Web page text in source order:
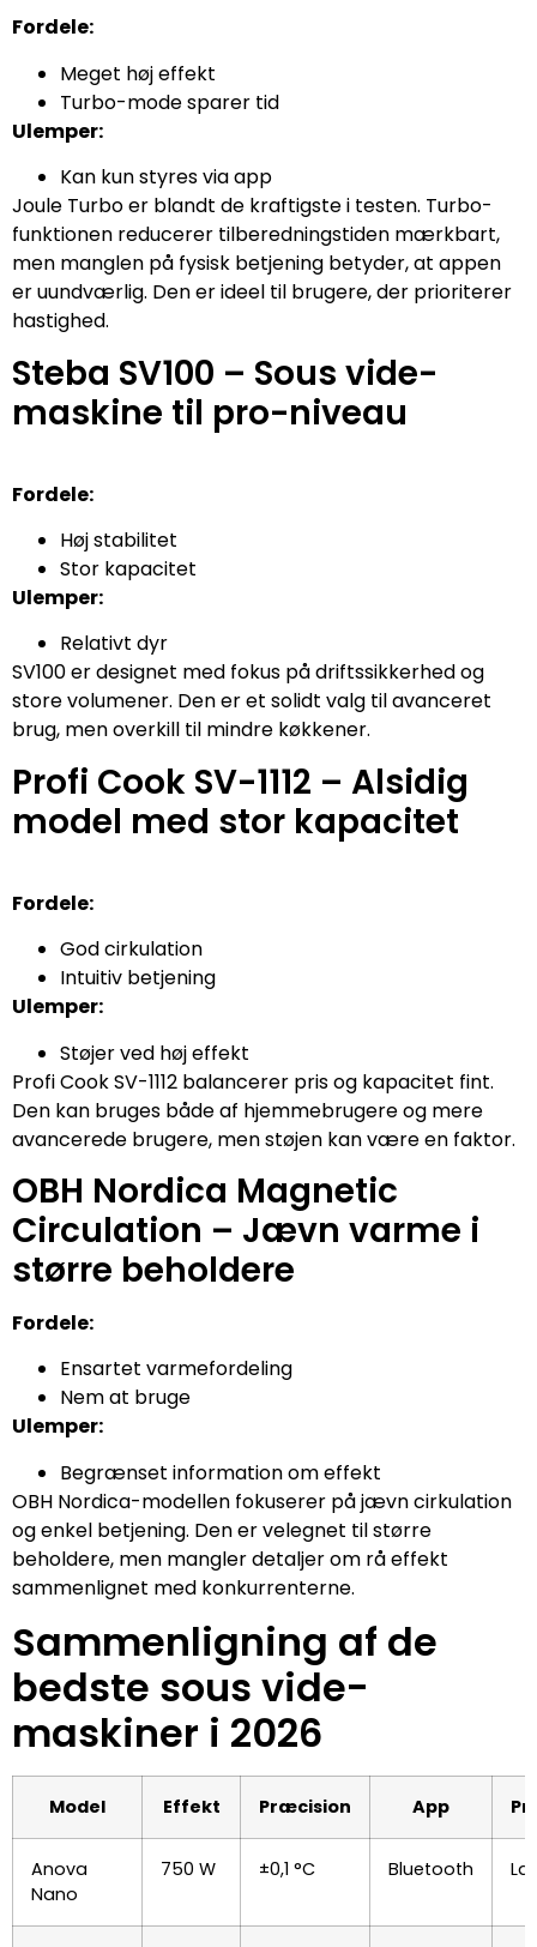
Fordele:
Meget høj effekt
Turbo-mode sparer tid
Ulemper:
Kan kun styres via app
Joule Turbo er blandt de kraftigste i testen. Turbo-
funktionen reducerer tilberedningstiden mærkbart,
men manglen på fysisk betjening betyder, at appen
er uundværlig. Den er ideel til brugere, der prioriterer
hastighed.
Steba SV100 – Sous vide-
maskine til pro-niveau
Fordele:
Høj stabilitet
Stor kapacitet
Ulemper:
Relativt dyr
SV100 er designet med fokus på driftssikkerhed og
store volumener. Den er et solidt valg til avanceret
brug, men overkill til mindre køkkener.
Profi Cook SV-1112 – Alsidig
model med stor kapacitet
Fordele:
God cirkulation
Intuitiv betjening
Ulemper:
Støjer ved høj effekt
Profi Cook SV-1112 balancerer pris og kapacitet fint.
Den kan bruges både af hjemmebrugere og mere
avancerede brugere, men støjen kan være en faktor.
OBH Nordica Magnetic
Circulation – Jævn varme i
større beholdere
Fordele:
Ensartet varmefordeling
Nem at bruge
Ulemper:
Begrænset information om effekt
OBH Nordica-modellen fokuserer på jævn cirkulation
og enkel betjening. Den er velegnet til større
beholdere, men mangler detaljer om rå effekt
sammenlignet med konkurrenterne.
Sammenligning af de
bedste sous vide-
maskiner i 2026
Model Effekt Præcision App
Anova
Nano
750 W ±0,1 °C Bluetooth